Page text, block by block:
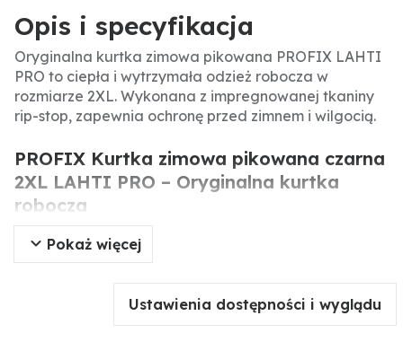
Opis i specyfikacja
Oryginalna kurtka zimowa pikowana PROFIX LAHTI
PRO to ciepła i wytrzymała odzież robocza w
rozmiarze 2XL. Wykonana z impregnowanej tkaniny
rip-stop, zapewnia ochronę przed zimnem i wilgocią.
PROFIX Kurtka zimowa pikowana czarna
2XL LAHTI PRO – Oryginalna kurtka
robocza
Oryginalna kurtka zimowa pikowana PROFIX LAHTI
PRO to profesjonalna odzież robocza przeznaczona
do pracy w niskich temperaturach. Dzięki ociepleniu i
wodoodpornej tkaninie zapewnia komfort termiczny i
ochronę przed warunkami atmosferycznymi.
Pokaż więcej
Ustawienia dostępności i wyglądu